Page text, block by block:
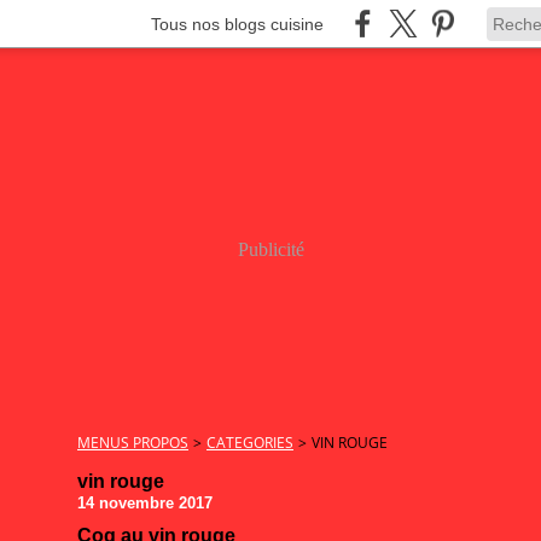
Tous nos blogs cuisine
Publicité
MENUS PROPOS > CATEGORIES > VIN ROUGE
vin rouge
14 novembre 2017
Coq au vin rouge